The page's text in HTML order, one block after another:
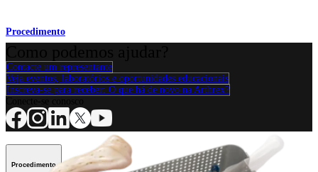
Procedimento
Contacte um representante
Veja eventos, laboratórios e oportunidades educacionais
Inscreva-se para receber: O que há de novo na Arthrex?
Procedimento